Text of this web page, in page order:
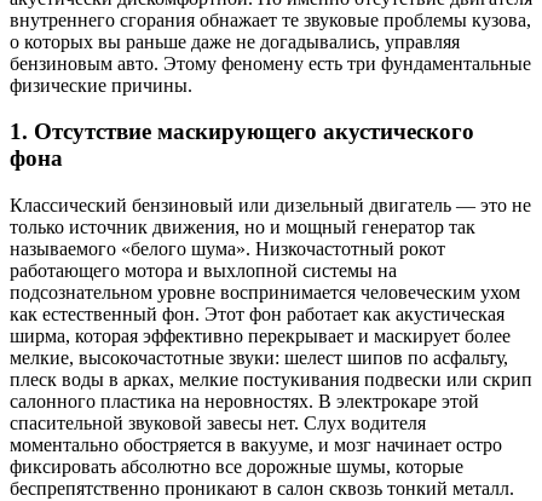
внутреннего сгорания обнажает те звуковые проблемы кузова,
о которых вы раньше даже не догадывались, управляя
бензиновым авто. Этому феномену есть три фундаментальные
физические причины.
1. Отсутствие маскирующего акустического
фона
Классический бензиновый или дизельный двигатель — это не
только источник движения, но и мощный генератор так
называемого «белого шума». Низкочастотный рокот
работающего мотора и выхлопной системы на
подсознательном уровне воспринимается человеческим ухом
как естественный фон. Этот фон работает как акустическая
ширма, которая эффективно перекрывает и маскирует более
мелкие, высокочастотные звуки: шелест шипов по асфальту,
плеск воды в арках, мелкие постукивания подвески или скрип
салонного пластика на неровностях. В электрокаре этой
спасительной звуковой завесы нет. Слух водителя
моментально обостряется в вакууме, и мозг начинает остро
фиксировать абсолютно все дорожные шумы, которые
беспрепятственно проникают в салон сквозь тонкий металл.